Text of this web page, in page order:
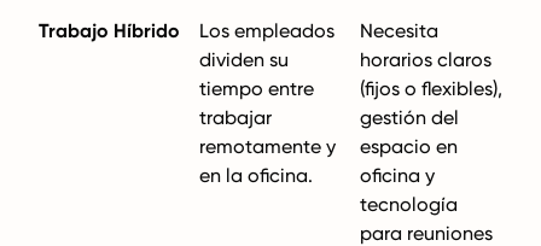
Trabajo Híbrido
Los empleados
dividen su
tiempo entre
trabajar
remotamente y
en la oficina.
Necesita
horarios claros
(fijos o flexibles),
gestión del
espacio en
oficina y
tecnología
para reuniones